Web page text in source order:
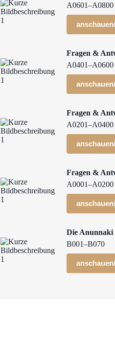
A0601–A0800
Fragen &
A0401–A0600
Fragen &
A0201–A0400
Fragen &
A0001–A0200
Die Anunnaki
B001–B070